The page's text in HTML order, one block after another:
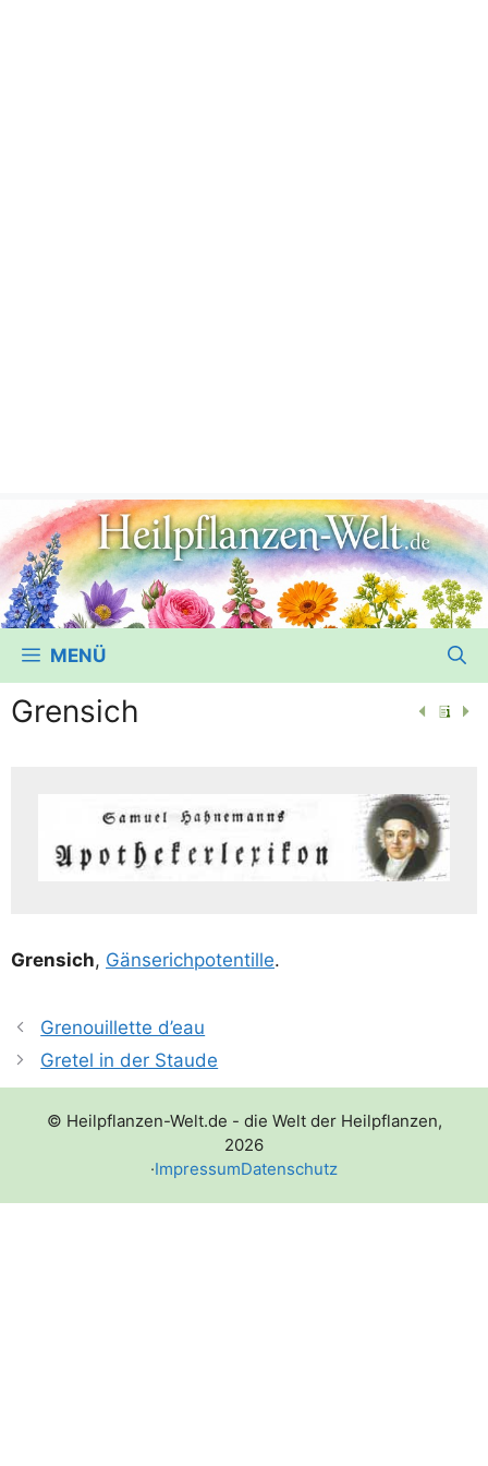
MENÜ
Grensich
Gren­sich, Gän­se­rich­po­ten­til­le.
Grenouillette d’eau
Gretel in der Staude
© Heilpflanzen-Welt.de - die Welt der Heilpflanzen,
2026
·ImpressumDatenschutz